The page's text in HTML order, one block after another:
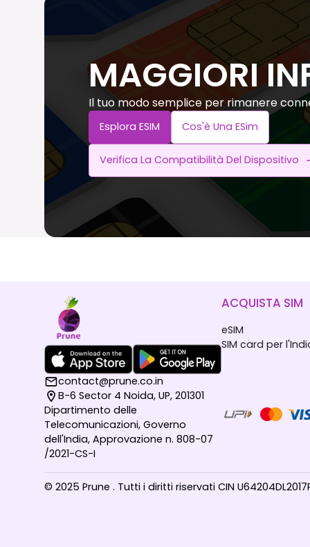
MAGGIORI
Il tuo modo semplice per rimanere
Esplora ESIM Cos'è Una ESim
Verifica La Compatibilità Del Dispositivo
contact@prune.co.in
B-6 Sector 4 Noida, UP, 201301
Dipartimento delle
Telecomunicazioni, Governo
dell'India, Approvazione n. 808-07
/2021-CS-I
ACQUISTA SIM
eSIM
SIM card per
© 2025 Prune . Tutti i diritti riservati CIN